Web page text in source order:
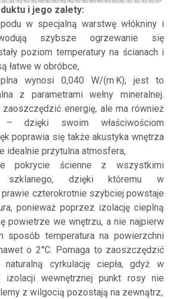
i jego zalety:
w specjalną warstwę włókniny i
szybsze ogrzewanie się
poziom temperatury na ścianach i
łatwe w obróbce,
wynosi 0,040 W/(m·K); jest to
z parametrami wełny mineralnej.
energię, ale ma również
dzięki swoim właściwościom
poprawia się także akustyka wnętrza
idealnie przytulna atmosfera,
pokrycie ścienne z wszystkimi
szklanego, dzięki któremu w
czterokrotnie szybciej powstaje
ponieważ poprzez izolację cieplną
powietrze we wnętrzu, a nie najpierw
sposób temperatura na powierzchni
o 2°C. Pomaga to zaoszczędzić
cyrkulację ciepła, gdyż w
izolacji wewnętrznej punkt rosy nie
z wilgocią pozostają na zewnątrz,